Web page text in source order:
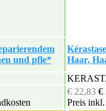
und pfle*
Haar,
€ 22,83 €
Preis